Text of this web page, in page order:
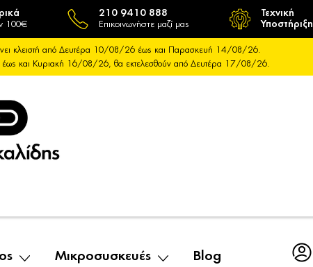
100€
210 9410 888
Επικοινωνήστε μαζί μας
Τεχνική
Υποστήριξη
κλειστή από Δευτέρα 10/08/26 έως και Παρασκευή 14/08/26.
και Κυριακή 16/08/26, θα εκτελεσθούν από Δευτέρα 17/08/26.
Μικροσυσκευές Blog